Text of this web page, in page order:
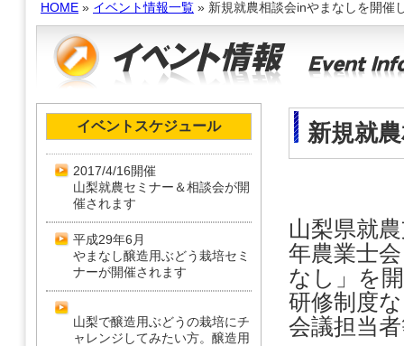
HOME » イベント情報一覧 » 新規就農相談会inやまなしを開催
新規就
山梨県就
年農業士
なし」を
研修制度
会議担当
イベントスケジュール
2017/4/16開催
山梨就農セミナー＆相談会が開
催されます
平成29年6月
やまなし醸造用ぶどう栽培セミ
ナーが開催されます
山梨で醸造用ぶどうの栽培にチ
ャレンジしてみたい方。醸造用